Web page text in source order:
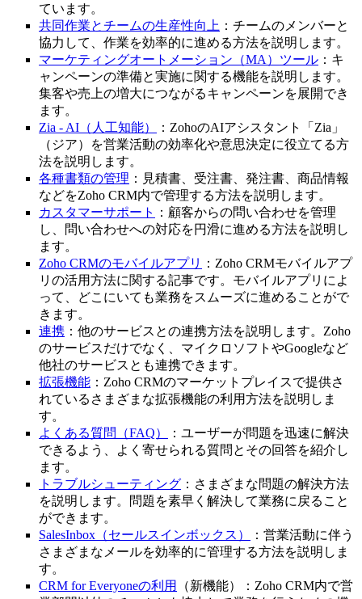
ています。
共同作業とチームの生産性向上 ：チームのメンバーと
協力して、作業を効率的に進める方法を説明します。
マーケティングオートメーション（MA）ツール ：キ
ャンペーンの準備と実施に関する機能を説明します。
集客や売上の増大につながるキャンペーンを展開でき
ます。
Zia - AI（人工知能）
：ZohoのAIアシスタント「Zia」
（ジア）を営業活動の効率化や意思決定に役立てる方
法を説明します。
各種書類の管理 ：見積書、受注書、発注書、商品情報
などをZoho CRM内で管理する方法を説明します。
カスタマーサポート
：顧客からの問い合わせを管理
し、問い合わせへの対応を円滑に進める方法を説明し
ます。
Zoho CRMのモバイルアプリ
：Zoho CRMモバイルアプ
リの活用方法に関する記事です。モバイルアプリによ
って、どこにいても業務をスムーズに進めることがで
きます。
連携 ：他のサービスとの連携方法を説明します。Zoho
のサービスだけでなく、マイクロソフトやGoogleなど
他社のサービスとも連携できます。
拡張機能 ：Zoho CRMのマーケットプレイスで提供さ
れているさまざまな拡張機能の利用方法を説明しま
す。
よくある質問（FAQ）
：ユーザーが問題を迅速に解決
できるよう、よく寄せられる質問とその回答を紹介し
ます。
トラブルシューティング ：さまざまな問題の解決方法
を説明します。問題を素早く解決して業務に戻ること
ができます。
SalesInbox（セールスインボックス）
：営業活動に伴う
さまざまなメールを効率的に管理する方法を説明しま
す。
CRM for Everyoneの利用
（新機能）：Zoho CRM内で営